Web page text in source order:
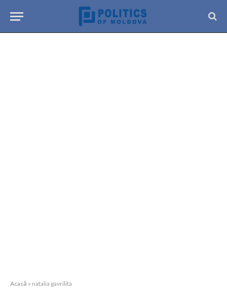
Acasă » natalia gavrilita